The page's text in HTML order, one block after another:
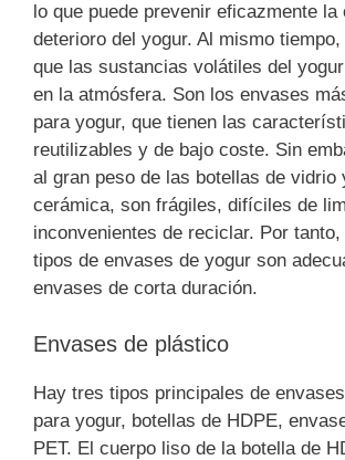
lo que puede prevenir eficazmente la
deterioro del yogur. Al mismo
que las sustancias volátiles del
en la atmósfera. Son los envases
para yogur, que tienen las
reutilizables y de bajo coste. Sin
al gran peso de las botellas de vidrio
cerámica, son frágiles, difíciles de
inconvenientes de reciclar. Por
tipos de envases de yogur son
envases de corta duración.
Envases de plástico
Hay tres tipos principales de
para yogur, botellas de HDPE,
PET. El cuerpo liso de la botella de